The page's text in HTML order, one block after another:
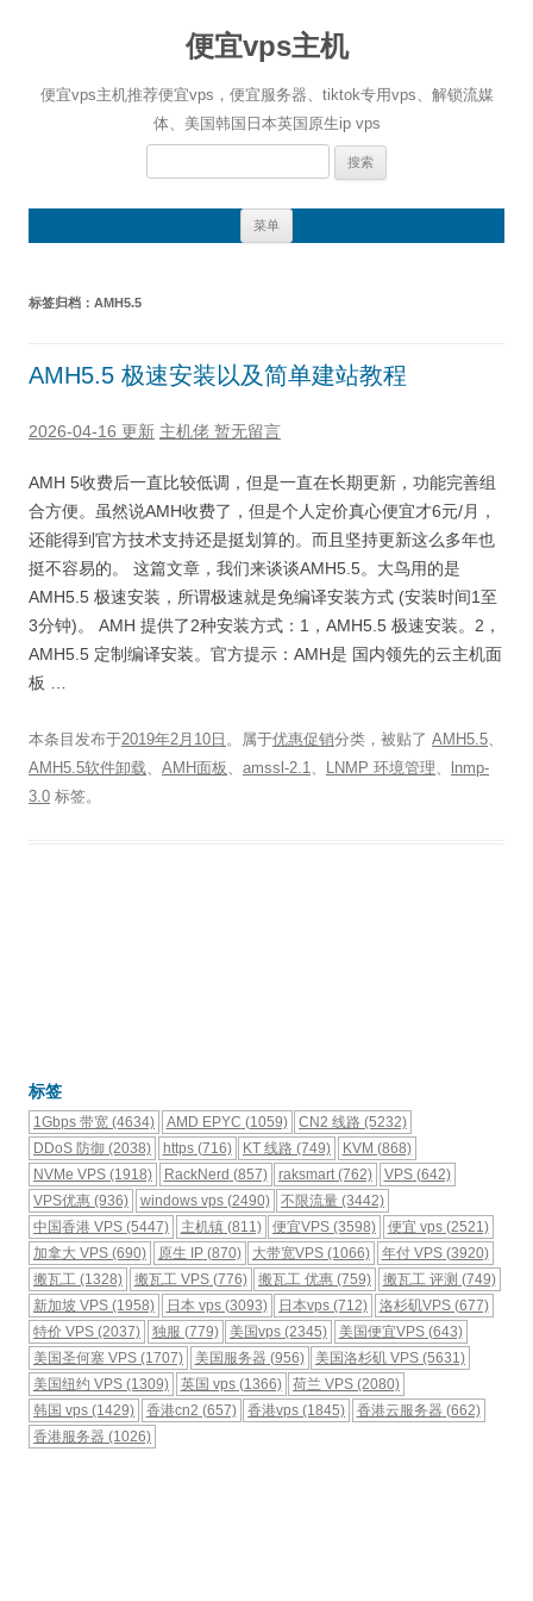
便宜vps主机
便宜vps主机推荐便宜vps，便宜服务器、tiktok专用vps、解锁流媒
体、美国韩国日本英国原生ip vps
搜
菜单
标签归档： AMH5.5
AMH5.5 极速安装以及简单建站教程
2026-04-16 更新 主机佬 暂无留言
AMH 5收费后一直比较低调，但是一直在长期更新，功能完善组
合方便。虽然说AMH收费了，但是个人定价真心便宜才6元/月，
还能得到官方技术支持还是挺划算的。而且坚持更新这么多年也
挺不容易的。 这篇文章，我们来谈谈AMH5.5。大鸟用的是
AMH5.5 极速安装，所谓极速就是免编译安装方式 (安装时间1至
3分钟)。 AMH 提供了2种安装方式：1，AMH5.5 极速安装。2，
AMH5.5 定制编译安装。官方提示：AMH是 国内领先的云主机面
板 …
本条目发布于2019年2月10日 。属于优惠促销分类，被贴了 AMH5.5、
AMH5.5软件卸载、 AMH面板 、 amssl-2.1、 LNMP 环境管理、
lnmp-
3.0 标签。
标签
1Gbps 带宽 (4634) AMD EPYC (1059) CN2 线路 (5232)
DDoS 防御 (2038) https(716) KT 线路 (749) KVM (868)
NVMe VPS (1918) RackNerd (857) raksmart(762) VPS(642)
VPS优惠 (936) windows vps(2490) 不限流量 (3442)
中国香港 VPS (5447) 主机镇(811) 便宜VPS (3598) 便宜 vps(2521)
加拿大 VPS (690) 原生 IP(870) 大带宽VPS (1066) 年付 VPS(3920)
搬瓦工 (1328) 搬瓦工 VPS(776) 搬瓦工 优惠 (759) 搬瓦工 评测 (749)
新加坡 VPS (1958) 日本 vps(3093) 日本vps (712) 洛杉矶VPS(677)
特价 VPS (2037) 独服 (779) 美国vps (2345) 美国便宜VPS(643)
美国圣何塞 VPS (1707) 美国服务器 (956) 美国洛杉矶 VPS (5631)
美国纽约 VPS (1309) 英国 vps(1366) 荷兰 VPS (2080)
韩国 vps (1429) 香港cn2 (657) 香港vps (1845) 香港云服务器 (662)
香港服务器 (1026)